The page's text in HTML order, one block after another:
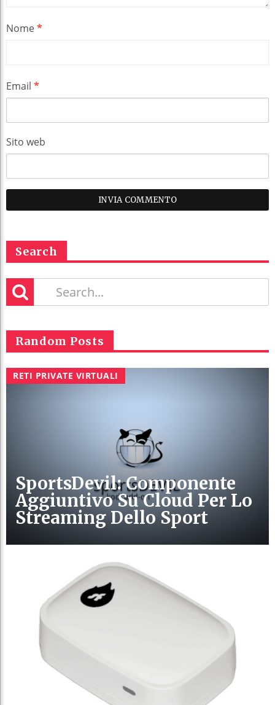
Nome*
Email *
Sito web
Search
Random Posts
RETI PRIVATE VIRTUALI
SportsDevil: Componente
Aggiuntivo Su Cloud Per Lo
Streaming Dello Sport